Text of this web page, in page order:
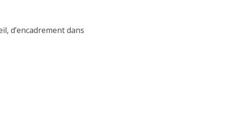
d’encadrement dans